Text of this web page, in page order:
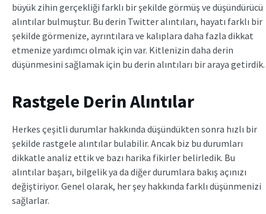
büyük zihin gerçekliği farklı bir şekilde görmüş ve düşündürücü
alıntılar bulmuştur. Bu derin Twitter alıntıları, hayatı farklı bir
şekilde görmenize, ayrıntılara ve kalıplara daha fazla dikkat
etmenize yardımcı olmak için var. Kitlenizin daha derin
düşünmesini sağlamak için bu derin alıntıları bir araya getirdik.
Rastgele Derin Alıntılar
Herkes çeşitli durumlar hakkında düşündükten sonra hızlı bir
şekilde rastgele alıntılar bulabilir. Ancak biz bu durumları
dikkatle analiz ettik ve bazı harika fikirler belirledik. Bu
alıntılar başarı, bilgelik ya da diğer durumlara bakış açınızı
değiştiriyor. Genel olarak, her şey hakkında farklı düşünmenizi
sağlarlar.